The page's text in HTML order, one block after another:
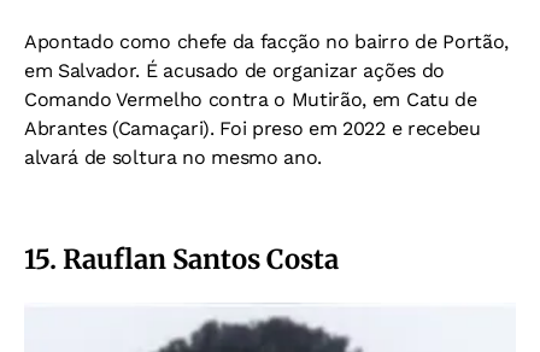
Apontado como chefe da facção no bairro de Portão,
em Salvador. É acusado de organizar ações do
Comando Vermelho contra o Mutirão, em Catu de
Abrantes (Camaçari). Foi preso em 2022 e recebeu
alvará de soltura no mesmo ano.
15. Rauflan Santos Costa